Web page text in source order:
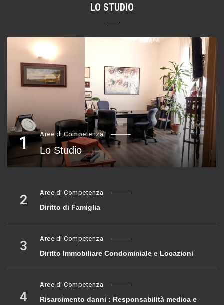
LO STUDIO
1 Aree di Competenza
Lo Studio
2 Aree di Competenza
Diritto di Famiglia
3 Aree di Competenza
Diritto Immobiliare Condominiale e Locazioni
4
Aree di Competenza
Risarcimento danni : Responsabilità medica e